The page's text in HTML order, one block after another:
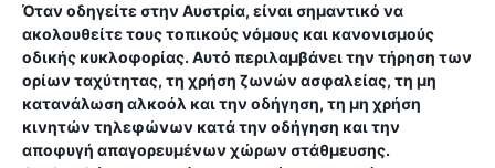
Όταν οδηγείτε στην Αυστρία, είναι σημαντικό να
ακολουθείτε τους τοπικούς νόμους και κανονισμούς
οδικής κυκλοφορίας. Αυτό περιλαμβάνει την τήρηση των
ορίων ταχύτητας, τη χρήση ζωνών ασφαλείας, τη μη
κατανάλωση αλκοόλ και την οδήγηση, τη μη χρήση
κινητών τηλεφώνων κατά την οδήγηση και την
αποφυγή απαγορευμένων χώρων στάθμευσης.